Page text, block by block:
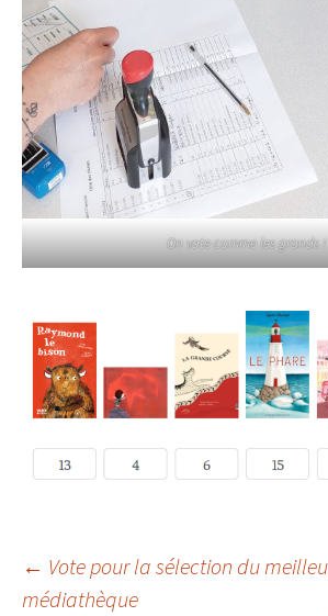
On vote comme les grands !
Navigation
← Vote pour la sélection du
médiathèque